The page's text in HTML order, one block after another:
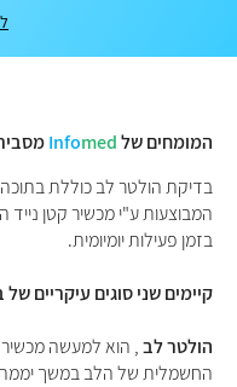
המומחים של Infomed
בדיקת הולטר לב כוללת
המבוצעות ע"י מכשיר קטן
בזמן פעילות יומיומית.
קיימים שני סוגים עיקריים
הולטר לב, הוא למעשה
החשמלית של הלב במשך